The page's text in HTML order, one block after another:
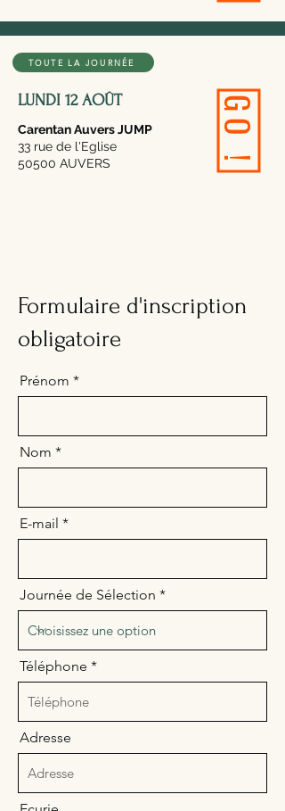
TOUTE LA JOURNÉE
LUNDI 12 AOÛT
Carentan Auvers JUMP
33 rue de l'Eglise
50500 AUVERS
GO !
Formulaire d'inscription
obligatoire
Prénom
Nom
E-mail
Journée de Sélection
Téléphone
Adresse